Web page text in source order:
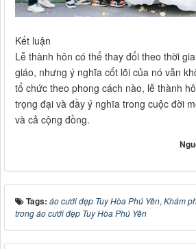
Kết luận
Lễ thành hôn có thể thay đổi theo thời
giáo, nhưng ý nghĩa cốt lõi của nó vẫn
tổ chức theo phong cách nào, lễ thành
trọng đại và đầy ý nghĩa trong cuộc đời
và cả cộng đồng.
Tags: áo cưới đẹp Tuy Hòa Phú Yên, Khám
trong áo cưới đẹp Tuy Hòa Phú Yên